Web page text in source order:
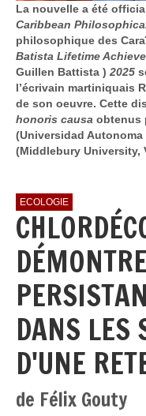
La nouvelle a été
Caribbean
philosophique des
Batista Lifetime
Guillen Battista ) 2025
l’écrivain martiniquais
de son oeuvre. Cette
honoris causa obtenus
(Universidad
(Middlebury University,
ECOLOGIE
DANS LES
D'UNE
de Félix Gouty